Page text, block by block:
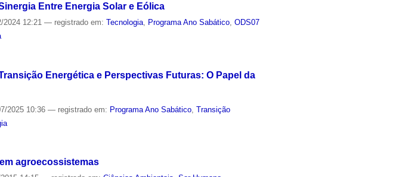
Entre Energia Solar e Eólica
2024 12:21— registrado em:Tecnologia Programa Ano Sabático ,ODS07
Energética e Perspectivas Futuras: O Papel da
2025 10:36— registrado em: Programa Ano Sabático ,Transição
agroecossistemas